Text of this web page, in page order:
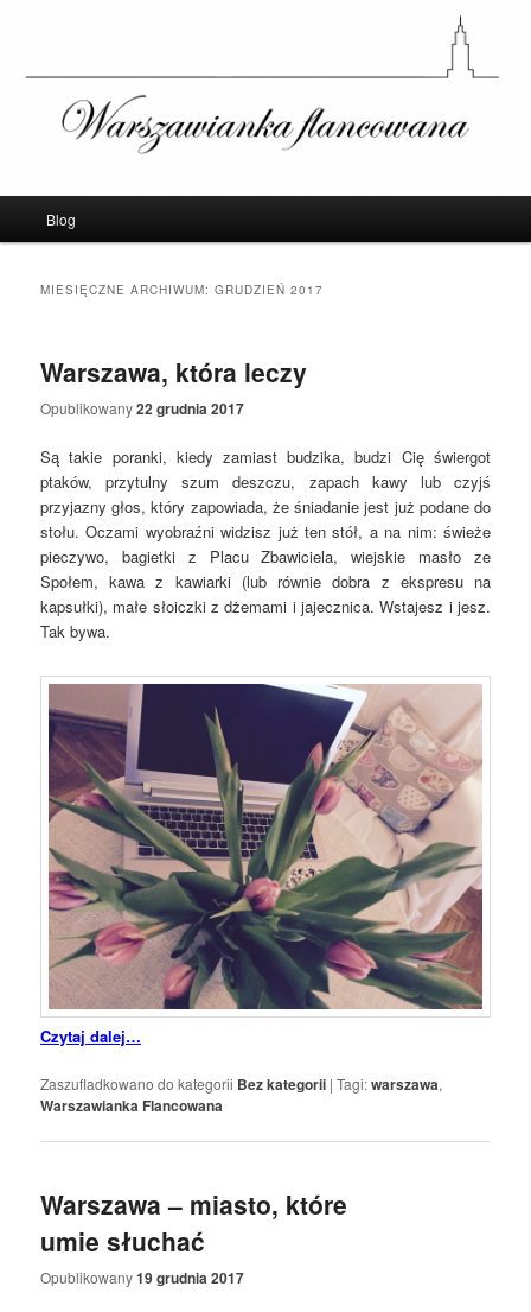
Warszawianka Flancowana – Blog o
Warszawie
główne
Przeskocz
Przeskocz
Blog
MIESIĘCZNE ARCHIWUM:GRUDZIEŃ 2017
Warszawa, która leczy
Opublikowany22 grudnia 2017
Są takie poranki, kiedy zamiast budzika, budzi Cię świergot
ptaków, przytulny szum deszczu, zapach kawy lub czyjś
przyjazny głos, który zapowiada, że śniadanie jest już podane do
stołu. Oczami wyobraźni widzisz już ten stół, a na nim: świeże
pieczywo, bagietki z Placu Zbawiciela, wiejskie masło ze
Społem, kawa z kawiarki (lub równie dobra z ekspresu na
kapsułki), małe słoiczki z dżemami i jajecznica. Wstajesz i jesz.
Tak bywa.
Czytaj dalej…
Zaszufladkowano do kategorii Bez kategorii |Tagi:warszawa,
Warszawianka Flancowana
Warszawa – miasto, które
umie słuchać
Opublikowany19 grudnia 2017